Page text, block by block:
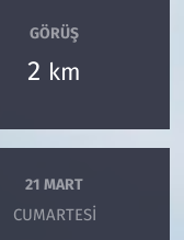
GÖRÜŞ
2 km
21 MART
CUMARTESI